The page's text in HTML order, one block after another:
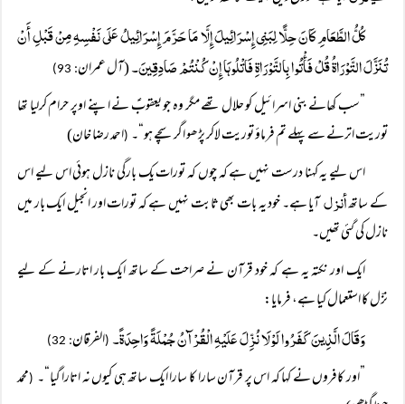
کُلُّ الطَّعَامِ کَانَ حِلًّا لِبَنِی إِسْرَائِیلَ إِلَّا مَا حَرَّمَ إِسْرَائِیلُ عَلَی نَفْسِہِ مِنْ قَبْلِ أَنْ
تُنَزَّلَ التَّوْرَاةُ قُلْ فَأْتُوا بِالتَّوْرَاةِ فَاتْلُوہَا إِنْ کُنْتُمْ صَادِقِینَ۔(آل عمران: 93)
”سب کھانے بنی اسرائیل کو حلال تھے مگر وہ جو یعقوبؑ نے اپنے اوپر حرام کرلیا تھا
توریت اترنے سے پہلے تم فرماؤ توریت لاکر پڑھو اگر سچے ہو“۔ (احمد رضا خان)
اس لیے یہ کہنا درست نہیں ہے کہ چوں کہ تورات یک بارگی نازل ہوئی اس لیے اس
کے ساتھأنزلآیا ہے۔ خود یہ بات بھی ثابت نہیں ہے کہ تورات اور انجیل ایک بار میں
نازل کی گئی تھیں۔
ایک اور نکتہ یہ ہے کہ خود قرآن نے صراحت کے ساتھ ایک بار اتارنے کے لیے
نزّل کا استعمال کیا ہے، فرمایا:
وَقَالَ الَّذِینَ کَفَرُوا لَوْلَا نُزِّلَ عَلَیْہِ الْقُرْآنُ جُمْلَةً وَاحِدَۃً۔ (الفرقان: 32)
”اور کافروں نے کہا کہ اس پر قرآن سارا کا سارا ایک ساتھ ہی کیوں نہ اتارا گیا“۔ (محمد